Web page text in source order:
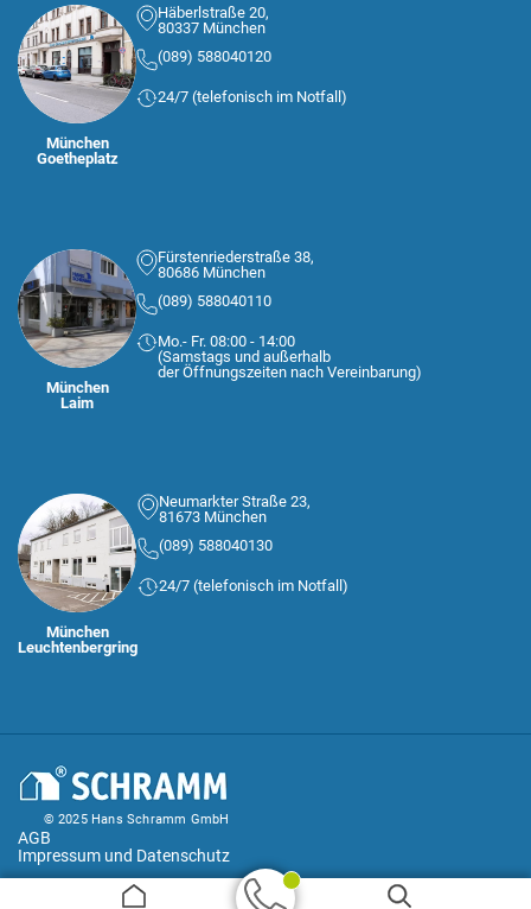
München
Goetheplatz
Häberlstraße 20,
80337 München
(089) 588040120
24/7 (telefonisch im Notfall)
München
Laim
Fürstenriederstraße 38,
80686 München
(089) 588040110
Mo.- Fr. 08:00 - 14:00
(Samstags und außerhalb
der Öffnungszeiten nach Vereinbarung)
München
Leuchtenbergring
Neumarkter Straße 23,
81673 München
(089) 588040130
24/7 (telefonisch im Notfall)
© 2025 Hans Schramm GmbH
AGB
Impressum und Datenschutz